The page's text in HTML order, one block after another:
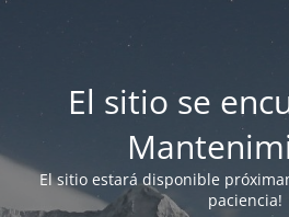
El sitio se
El sitio estará disponible
paciencia!